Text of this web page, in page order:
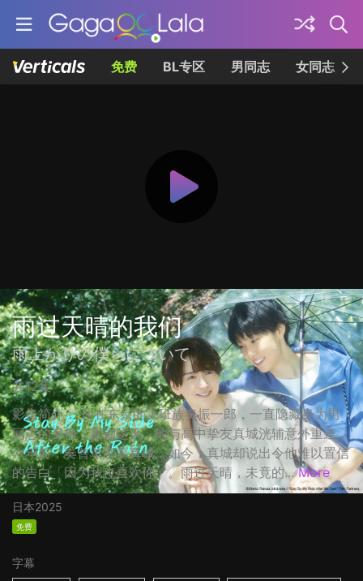
免费 BL专区 男同志 女同志
雨过天晴的我们
雨上がりの僕らについて
共12集
影集简介： 住在东京的上班族奏振一郎，一直隐藏身为男
同志的身份，直到这天，他与高中挚友真城洸辅意外重逢。
六年前，奏曾单恋着真城，如今，真城却说出令他难以置信
的告白「因为我也喜欢你」。雨过天晴，未竟的... More
日本2025
免费
字幕